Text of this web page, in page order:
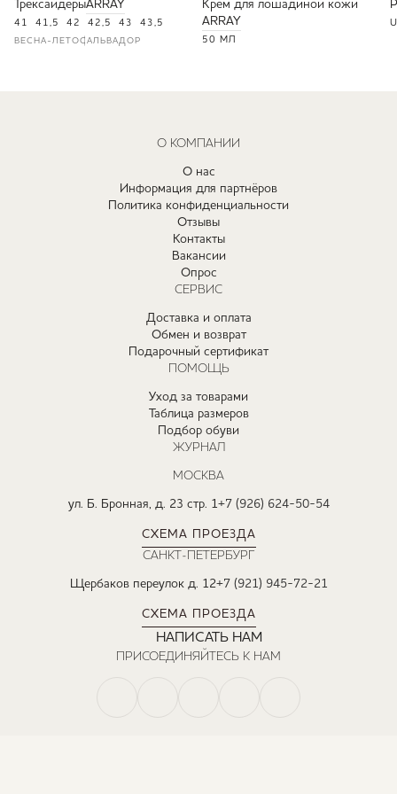
ТрексайдерыARRAY
41 41,5 42 42,5 43 43,5
ВЕСНА-ЛЕТОСАЛЬВАДОР
Крем для лошадиной кожи
ARRAY
50 МЛ
О КОМПАНИИ
О нас
Информация для партнёров
Политика конфиденциальности
Отзывы
Контакты
Вакансии
Опрос
СЕРВИС
Доставка и оплата
Обмен и возврат
Подарочный сертификат
ПОМОЩЬ
Уход за товарами
Таблица размеров
Подбор обуви
ЖУРНАЛ
МОСКВА
ул. Б. Бронная, д. 23 стр. 1+7 (926) 624-50-54
СХЕМА ПРОЕЗДА
САНКТ-ПЕТЕРБУРГ
Щербаков переулок д. 12+7 (921) 945-72-21
СХЕМА ПРОЕЗДА
НАПИСАТЬ НАМ
ПРИСОЕДИНЯЙТЕСЬ К НАМ